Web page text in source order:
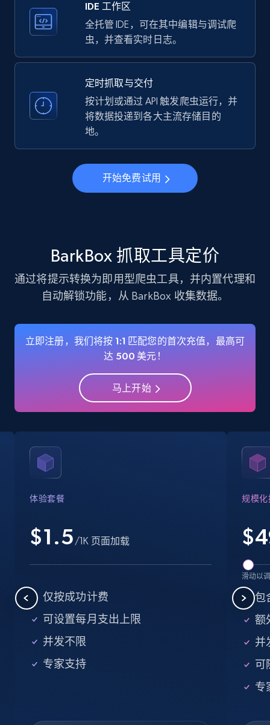
LinkedIn company information
ID, Name, Country code, Locations, Followers,
Employees in linkedin, About, Specialties, and
33.5K+ 3.5K+ 注册使用
Instagram - Profiles
Account, Fbid, ID, Followers, Posts count, Is
business account, Is professional account, Is
Instagram - Profiles - Collect profile
business account, Is professional account, Is
verified, and more.
3.4K+ 注册使用
Crunchbase companies information
Name, URL, ID, Cb rank, Region, About,
Searching data by keyword
Name, URL, ID, Cb rank, Region, About,
Industries, Operating status, and more.
IDE 工作区
全托管 IDE，可在其中编辑与调试爬
虫，并查看实时日志。
定时抓取与交付
按计划或通过 API 触发爬虫运行，并
将数据投递到各大主流存储目的
地。
开始免费试用
BarkBox 抓取工具定价
通过将提示转换为即用型爬虫工具，并内置代理和
自动解锁功能，从 BarkBox 收集数据。
立即注册，我们将按 1:1 匹配您的首次充值，最高可
达 500 美元！
马上开始
体验套餐
$1.5 /1K 页面加载
仅按成功计费
可设置每月支出上限
并发不限
专家支持
规模化
$
滑动以
包
额
并
可
专